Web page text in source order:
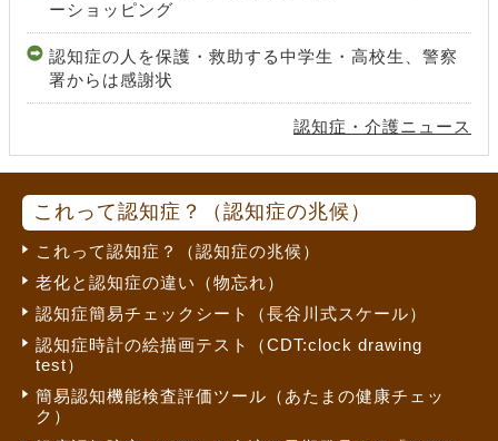
ーショッピング
認知症の人を保護・救助する中学生・高校生、警察
署からは感謝状
認知症・介護ニュース
これって認知症？（認知症の兆候）
これって認知症？（認知症の兆候）
老化と認知症の違い（物忘れ）
認知症簡易チェックシート（長谷川式スケール）
認知症時計の絵描画テスト（CDT:clock drawing
test）
簡易認知機能検査評価ツール（あたまの健康チェッ
ク）